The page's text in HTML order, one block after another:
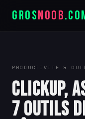
GROSNOOB
PRODUCTIVITÉ &
ClickUp,
7 outils